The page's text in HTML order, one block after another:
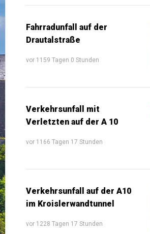
Fahrradunfall auf der
Drautalstraße
vor 1159 Tagen 0 Stunden
Verkehrsunfall mit
Verletzten auf der A 10
vor 1166 Tagen 17 Stunden
Verkehrsunfall auf der A10
im Kroislerwandtunnel
vor 1228 Tagen 17 Stunden